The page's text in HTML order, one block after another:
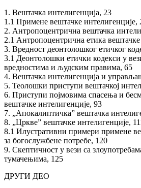
1. Вештачка интелигенција, 23
1.1 Примене вештачке интелигенције,
2. Антропоцентрична вештачка
2.1 Антропоцентрична етика
3. Вредност деонтолошког етичког
3.1 Деонтолошки етички кодекси у
вредностима и људским правима, 65
4. Вештачка интелигенција и
5. Теолошки приступи вештачкој
6. Приступи појмовима спасења и
вештачке интелигенције, 93
7. „Апокалиптичка” вештачка
8. „Цркве” вештачке интелигенције,
8.1 Илустративни примери примене
за богослужбене потребе, 120
9. Скептичност у вези са
тумачењима, 125
ДРУГИ ДЕО